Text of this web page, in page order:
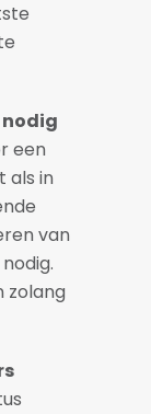
nodig
een
als in
van
zolang